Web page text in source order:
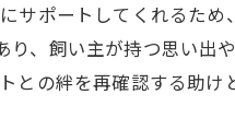
サポートしてくれるため
、飼い主が持つ思い出
との絆を再確認する助け